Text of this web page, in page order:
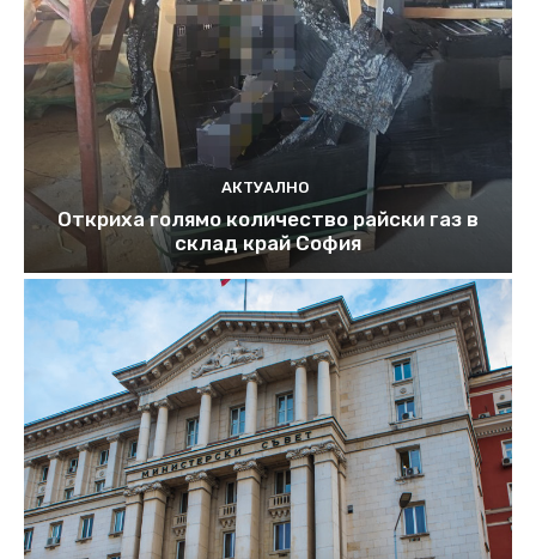
АКТУАЛНО
Откриха голямо количество райски газ в
склад край София